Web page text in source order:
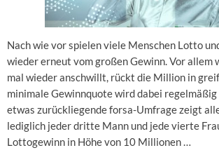
Nach wie vor spielen viele Menschen Lotto
wieder erneut vom großen Gewinn. Vor allem
mal wieder anschwillt, rückt die Million in
minimale Gewinnquote wird dabei
etwas zurückliegende forsa-Umfrage zeigt
lediglich jeder dritte Mann und jede vierte
Lottogewinn in Höhe von 10 Millionen …